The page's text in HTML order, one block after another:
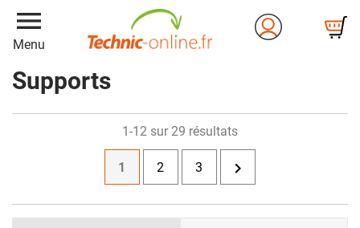
menu
Menu
Supports
1-12 sur 29 résultats
1 2 3 